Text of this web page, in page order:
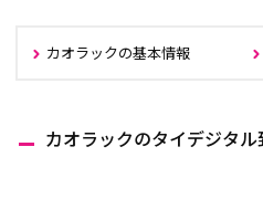
カオラックの基本情報
カオラックのタイデジタ